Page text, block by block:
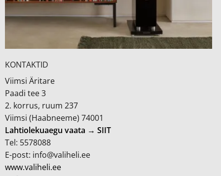
KONTAKTID
Viimsi Äritare
Paadi tee 3
2. korrus, ruum 237
Viimsi (Haabneeme) 74001
Lahtiolekuaegu vaata → SIIT
Tel: 5578088
E-post: info@valiheli.ee
www.valiheli.ee